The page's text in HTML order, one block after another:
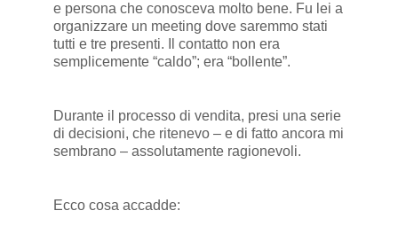
e persona che conosceva molto bene. Fu lei a
organizzare un meeting dove saremmo stati
tutti e tre presenti. Il contatto non era
semplicemente “caldo”; era “bollente”.
Durante il processo di vendita, presi una serie
di decisioni, che ritenevo – e di fatto ancora mi
sembrano – assolutamente ragionevoli.
Ecco cosa accadde: